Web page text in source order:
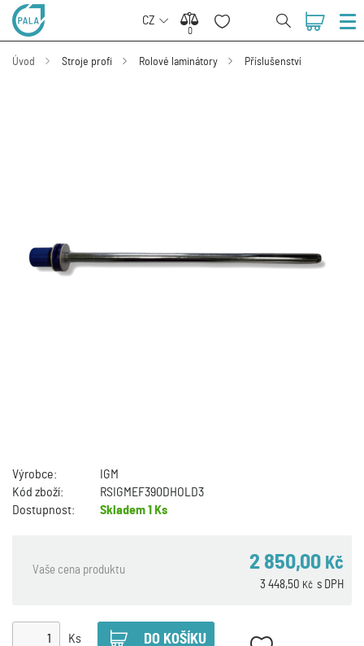
CZ
0
0
Úvod Stroje profi Rolové laminátory Příslušenství
Výrobce:
IGM
Kód zboží:
RSIGMEF390DHOLD3
Dostupnost:
Skladem1 Ks
Vaše cena produktu 2 850,00 Kč
s DPH
3 448,50 Kč
Ks